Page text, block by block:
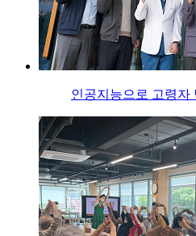
인공지능으로 고령자